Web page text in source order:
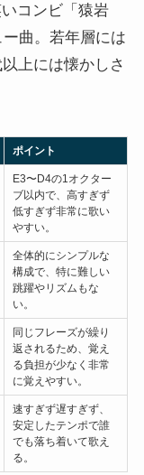
コンビ「猿岩
曲。若年層には
上には懐かしさ
ポイント
E3〜D4の1オクター
ブ以内で、高すぎず
低すぎず非常に歌い
やすい。
全体的にシンプルな
構成で、特に難しい
跳躍やリズムもな
い。
同じフレーズが繰り
返されるため、覚え
る負担が少なく非常
に覚えやすい。
速すぎず遅すぎず、
安定したテンポで誰
でも落ち着いて歌え
る。